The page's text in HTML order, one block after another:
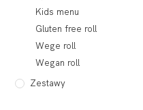
Kids menu
Gluten free roll
Wege roll
Wegan roll
Zestawy